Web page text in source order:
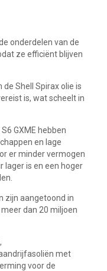
onderdelen van de
ze efficiënt blijven
Shell Spirax olie is
is, wat scheelt in
GXME hebben
en lage
er minder vermogen
lager is en een hoger
zijn aangetoond in
dan 20 miljoen
met
voor de